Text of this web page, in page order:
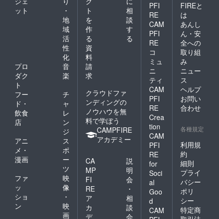
ット
・
地
域
活
性
化
プロ
ダク
ト
音
楽
フー
ド・
飲食
店
チ
ャ
レ
ン
ジ
アニ
メ・
漫画
ス
ポ
ー
ツ
ファ
ッ
ショ
ン
映
像
・
映
画
ト
を
作
る
相
談
す
る
資
料
請
求
クラウドファ
ンディングの
ノウハウを無
料で学ぼう
CAMPFIRE
アカデミー
CA
MP
FI
RE
ア
カ
デ
説
明
会
・
相
談
会
PFI
RE
CAM
PFI
RE
コ
ミュ
ニ
ティ
CAM
PFI
RE
Crea
tion
CAM
PFI
RE
for
Soci
al
Goo
d
CAM
FIREと
は
あんし
ん・安
全への
取り組
み
ニュー
ス
ヘルプ
お問い
合わせ
各種規定
利用規
約
細則
プライ
バシー
ポリ
シー
特定商